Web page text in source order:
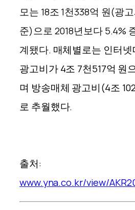
모는 18조 1천338억 원(광
준)으로 2018년보다 5.4%
계됐다. 매체별로는 인터
광고비가 4조 7천517억 원
며 방송매체 광고비(4조
로 추월했다.
출처:
www.yna.co.kr/view/